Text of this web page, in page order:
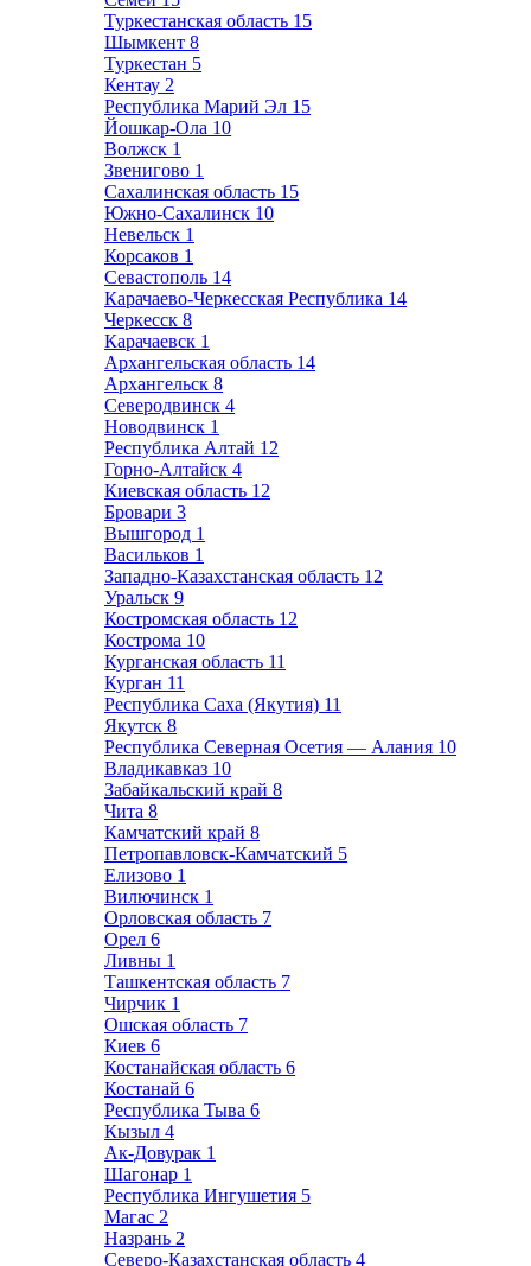
Туркестанская область 15
Шымкент 8
Туркестан 5
Кентау 2
Республика Марий Эл 15
Йошкар-Ола 10
Волжск 1
Звенигово 1
Сахалинская область 15
Южно-Сахалинск 10
Невельск 1
Корсаков 1
Севастополь 14
Карачаево-Черкесская Республика 14
Черкесск 8
Карачаевск 1
Архангельская область 14
Архангельск 8
Северодвинск 4
Новодвинск 1
Республика Алтай 12
Горно-Алтайск 4
Киевская область 12
Бровари 3
Вышгород 1
Васильков 1
Западно-Казахстанская область 12
Уральск 9
Костромская область 12
Кострома 10
Курганская область 11
Курган 11
Республика Саха (Якутия) 11
Якутск 8
Республика Северная Осетия — Алания 10
Владикавказ 10
Забайкальский край 8
Чита 8
Камчатский край 8
Петропавловск-Камчатский 5
Елизово 1
Вилючинск 1
Орловская область 7
Орел 6
Ливны 1
Ташкентская область 7
Чирчик 1
Ошская область 7
Киев 6
Костанайская область 6
Костанай 6
Республика Тыва 6
Кызыл 4
Ак-Довурак 1
Шагонар 1
Республика Ингушетия 5
Магас 2
Назрань 2
Северо-Казахстанская область 4